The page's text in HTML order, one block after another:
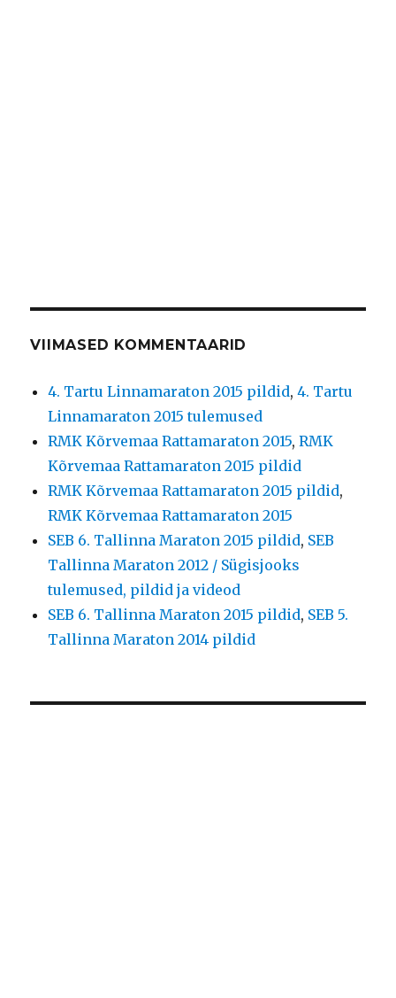
VIIMASED KOMMENTAARID
4. Tartu Linnamaraton 2015 pildid,4. Tartu
Linnamaraton 2015 tulemused
RMK Kõrvemaa Rattamaraton 2015,RMK
Kõrvemaa Rattamaraton 2015 pildid
RMK Kõrvemaa Rattamaraton 2015 pildid,
RMK Kõrvemaa Rattamaraton 2015
SEB 6. Tallinna Maraton 2015 pildid, SEB
Tallinna Maraton 2012 / Sügisjooks
tulemused, pildid ja videod
SEB 6. Tallinna Maraton 2015 pildid, SEB 5.
Tallinna Maraton 2014 pildid